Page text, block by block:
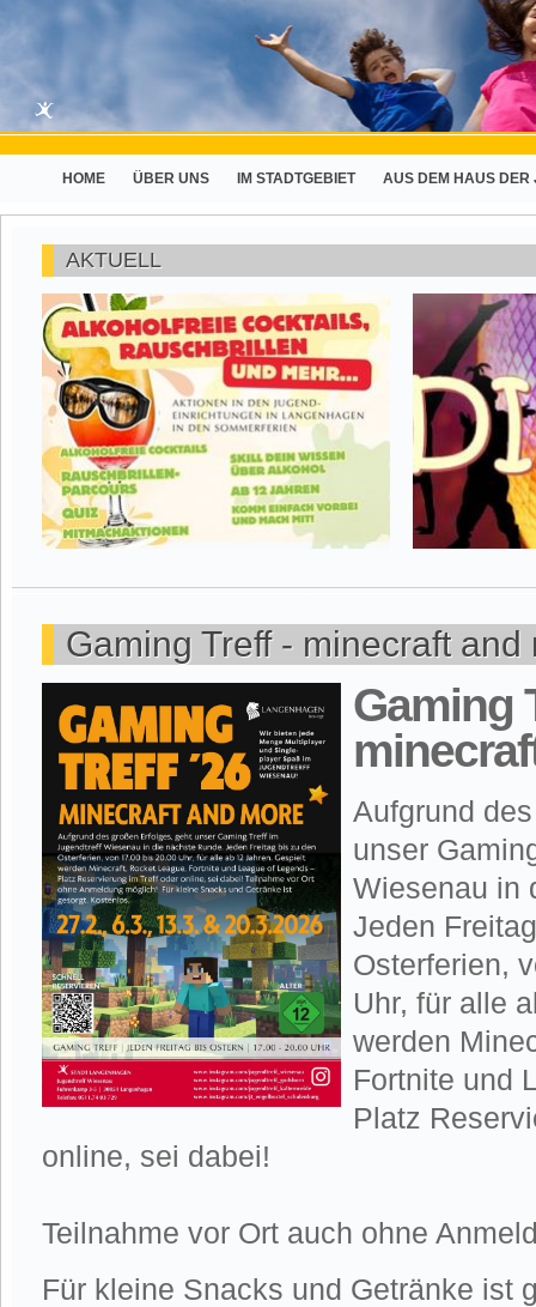
HOME ÜBER UNS IM STADTGEBIET AUS DEM HAUS DER
AKTUELL
Gaming Treff - minecraft and
Gaming
Aufgrund
unser
Wiesenau in
Jeden
Osterferien,
Uhr, für alle
werden
Fortnite und
Platz
online, sei dabei!
Teilnahme vor Ort auch ohne
Für kleine Snacks und Getränke ist